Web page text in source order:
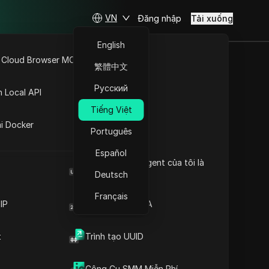
Browser User Agent của tôi là
Trình tạo mã 2FA
Trình tạo UUID
Browser MCP
Local API
Docker
VN
English
繁體中文
Русский
Tiếng Việt
Português
Español
Deutsch
Français
Đăng nhập Tải xuống